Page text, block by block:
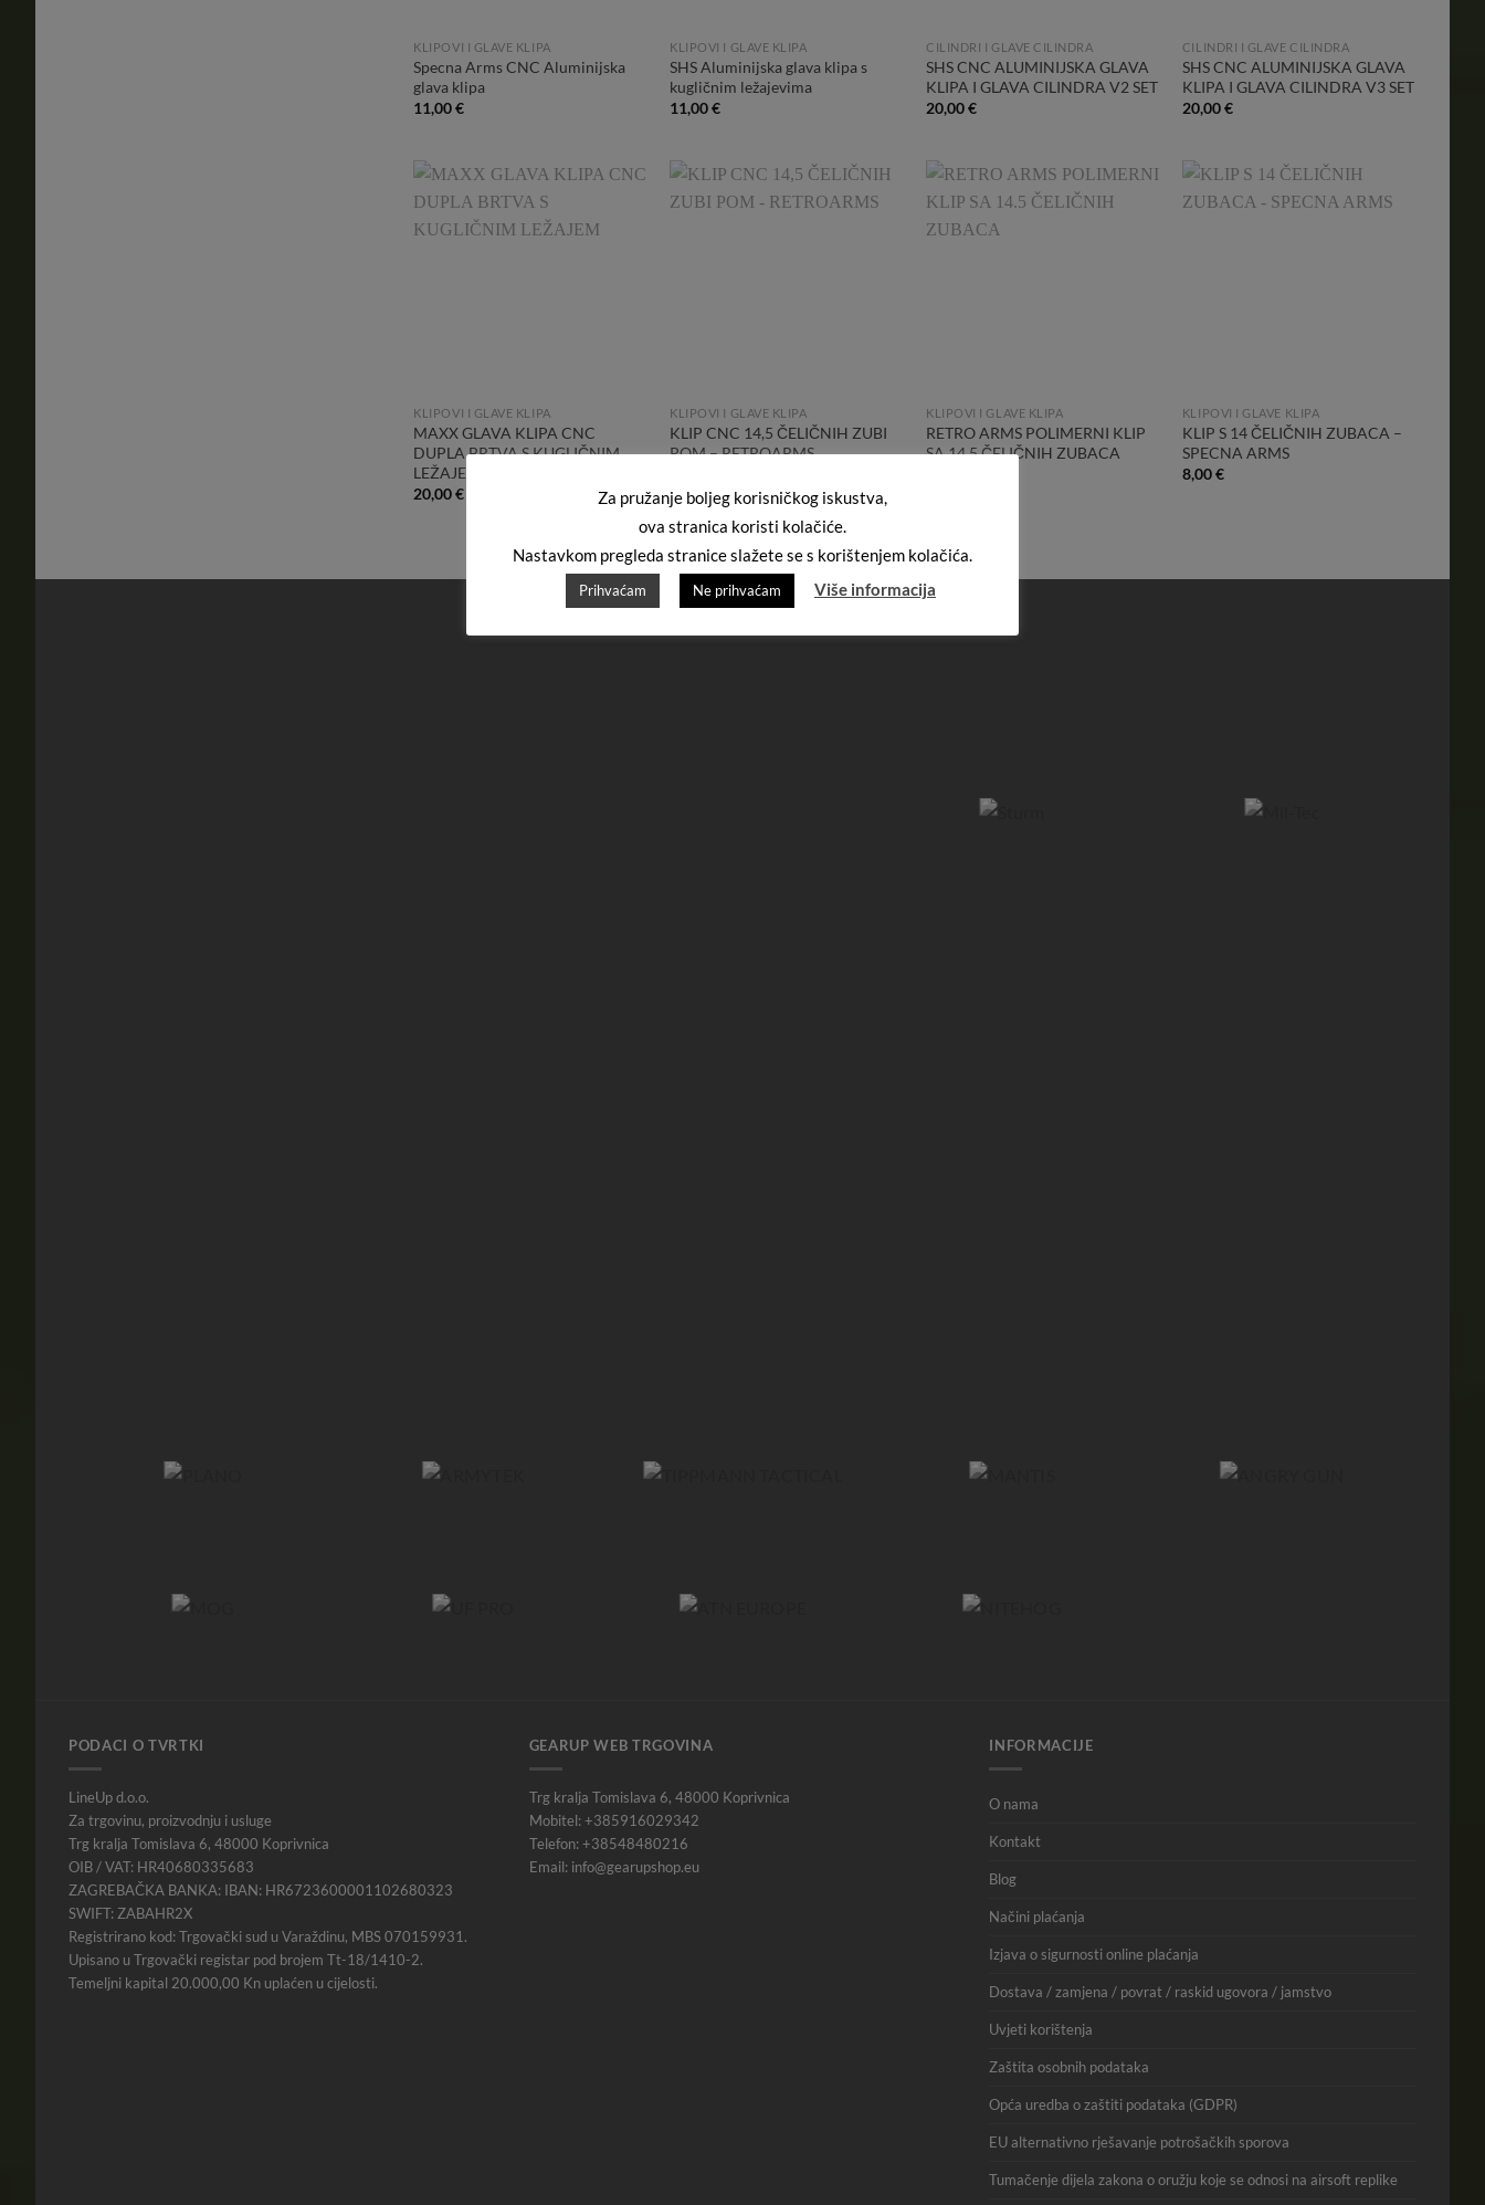
KLIPOVI I GLAVE KLIPA
Specna Arms CNC Aluminijska
glava klipa
11,00€
KLIPOVI I GLAVE KLIPA
SHS Aluminijska glava klipa s
kugličnim ležajevima
11,00€
CILINDRI I GLAVE CILINDRA
SHS CNC ALUMINIJSKA GLAVA
KLIPA I GLAVA CILINDRA V2 SET
20,00€
CILINDRI I GLAVE CILINDRA
SHS CNC ALUMINIJSKA GLAVA
KLIPA I GLAVA CILINDRA V3 SET
20,00€
Add to
Wishlist
KLIPOVI I GLAVE KLIPA
MAXX GLAVA KLIPA CNC
DUPLA BRTVA S KUGLIČNIM
LEŽAJEM
20,00€
KLIPOVI I GLAVE KLIPA
KLIP CNC 14,5 ČELIČNIH ZUBI
POM – RETROARMS
KLIPOVI I GLAVE KLIPA
RETRO ARMS POLIMERNI KLIP
SA 14.5 ČELIČNIH ZUBACA
KLIPOVI I GLAVE KLIPA
KLIP S 14 ČELIČNIH ZUBACA –
SPECNA ARMS
8,00€
PODACI O TVRTKI
LineUp d.o.o.
Za trgovinu, proizvodnju i usluge
Trg kralja Tomislava 6, 48000 Koprivnica
OIB / VAT: HR40680335683
ZAGREBAČKA BANKA: IBAN: HR6723600001102680323
SWIFT: ZABAHR2X
Registrirano kod: Trgovački sud u Varaždinu, MBS 070159931.
Upisano u Trgovački registar pod brojem Tt-18/1410-2.
Temeljni kapital 20.000,00 Kn uplaćen u cijelosti.
GEARUP WEB TRGOVINA
Trg kralja Tomislava 6, 48000 Koprivnica
Mobitel: +385916029342
Telefon: +38548480216
Email: info@gearupshop.eu
INFORMACIJE
O nama
Kontakt
Blog
Načini plaćanja
Izjava o sigurnosti online plaćanja
Dostava / zamjena / povrat / raskid ugovora / jamstvo
Uvjeti korištenja
Zaštita osobnih podataka
Opća uredba o zaštiti podataka (GDPR)
EU alternativno rješavanje potrošačkih sporova
Tumačenje dijela zakona o oružju koje se odnosi na airsoft replike
Za pružanje boljeg korisničkog iskustva,
ova stranica koristi kolačiće.
Nastavkom pregleda stranice slažete se s korištenjem kolačića.
Prihvaćam Ne prihvaćam Više informacija